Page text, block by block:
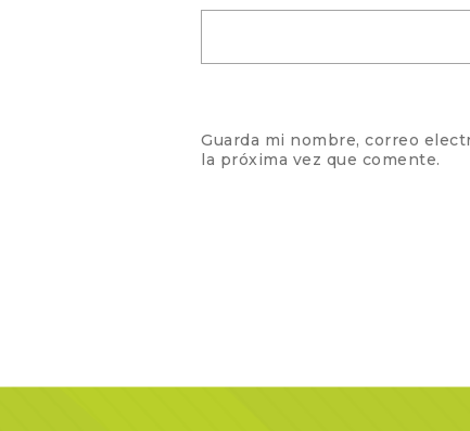
Guarda mi nombre, correo
la próxima vez que comente.